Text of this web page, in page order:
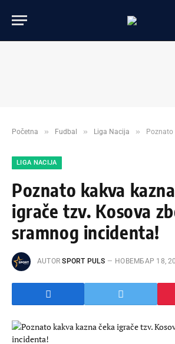
Početna » Fudbal » Liga Nacija » Poznato kakva
LIGA NACIJA
Poznato kakva
igrače tzv. Kosova
sramnog incidenta!
AUTOR SPORT PULS НОВЕМБАР 18,